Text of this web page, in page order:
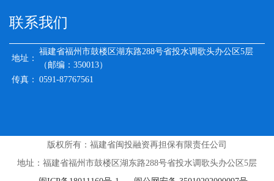
联系我们
地址：
福建省福州市鼓楼区湖东路288号省投水调歌头办公区5层
（邮编：350013）
传真： 0591-87767561
版权所有：福建省闽投融资再担保有限责任公司
地址：福建省福州市鼓楼区湖东路288号省投水调歌头办公区5层